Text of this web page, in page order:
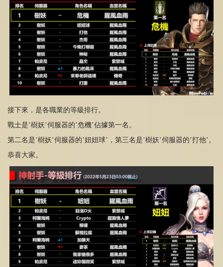
接下來，是各職業的等級排行。
戰士是’樹妖’伺服器的’危機’佔據第一名。
第二名是’樹妖’伺服器的’妞妞球’，第三名是’樹妖’伺服器的’打他’。
恭喜大家。